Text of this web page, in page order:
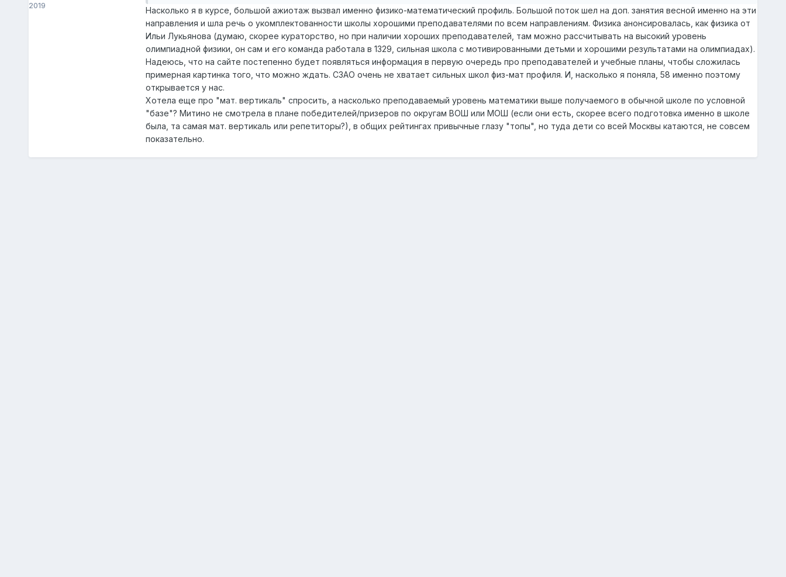
2019
Насколько я в курсе, большой ажиотаж вызвал именно физико-математический профиль. Большой поток шел на доп. занятия весной именно на эти
направления и шла речь о укомплектованности школы хорошими преподавателями по всем направлениям. Физика анонсировалась, как физика от
Ильи Лукьянова (думаю, скорее кураторство, но при наличии хороших преподавателей, там можно рассчитывать на высокий уровень
олимпиадной физики, он сам и его команда работала в 1329, сильная школа с мотивированными детьми и хорошими результатами на олимпиадах).
Надеюсь, что на сайте постепенно будет появляться информация в первую очередь про преподавателей и учебные планы, чтобы сложилась
примерная картинка того, что можно ждать. СЗАО очень не хватает сильных школ физ-мат профиля. И, насколько я поняла, 58 именно поэтому
открывается у нас.
Хотела еще про "мат. вертикаль" спросить, а насколько преподаваемый уровень математики выше получаемого в обычной школе по условной
"базе"? Митино не смотрела в плане победителей/призеров по округам ВОШ или МОШ (если они есть, скорее всего подготовка именно в школе
была, та самая мат. вертикаль или репетиторы?), в общих рейтингах привычные глазу "топы", но туда дети со всей Москвы катаются, не совсем
показательно.